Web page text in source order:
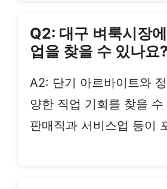
Q2: 대구 벼룩시장
업을 찾을 수 있나요?
A2: 단기 아르바이트와
양한 직업 기회를 찾을
판매직과 서비스업 등이